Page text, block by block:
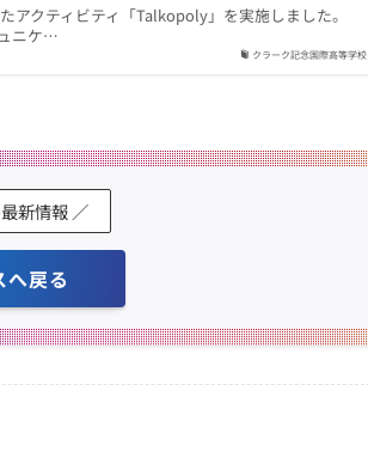
クラーク記念国際高等学校
アクティビティ「Talkopoly」を実施しました。
ニケ…
新情報 ／
戻る